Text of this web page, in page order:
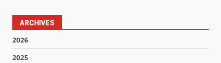
ARCHIVES
2026
2025